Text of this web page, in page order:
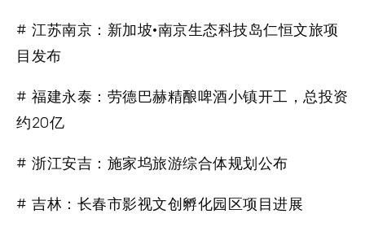
# 江苏南京：新加坡·南京生态科技岛仁恒文旅项
目发布
# 福建永泰：劳德巴赫精酿啤酒小镇开工，总投资
约20亿
# 浙江安吉：施家坞旅游综合体规划公布
# 吉林：长春市影视文创孵化园区项目进展